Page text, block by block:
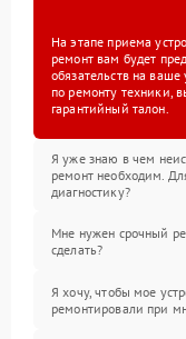
На этапе приема
ремонт вам будет
обязательств на ваше
по ремонту техники,
гарантийный талон.
Я уже знаю в чем
ремонт необходим.
диагностику?
Мне нужен срочный
сделать?
Я хочу, чтобы мое
ремонтировали при